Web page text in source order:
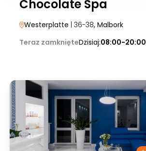
Chocolate Spa
Westerplatte | 36-38, Malbork
Teraz zamknięteDzisiaj:08:00-20:00